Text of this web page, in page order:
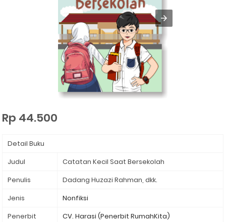
Rp 44.500
Detail Buku
Judul
Catatan Kecil Saat Bersekolah
Penulis
Dadang Huzazi Rahman, dkk.
Jenis
Nonfiksi
Penerbit
CV. Harasi (Penerbit RumahKita)